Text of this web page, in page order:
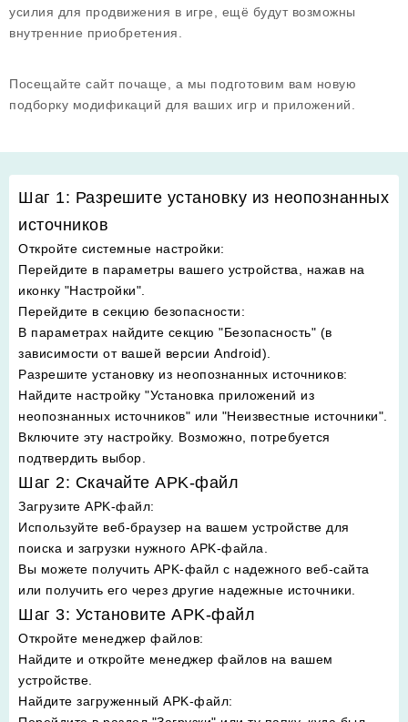
усилия для продвижения в игре, ещё будут возможны
внутренние приобретения.
Посещайте сайт почаще, а мы подготовим вам новую
подборку модификаций для ваших игр и приложений.
Шаг 1: Разрешите установку из неопознанных
источников
Откройте системные настройки:
Перейдите в параметры вашего устройства, нажав на
иконку "Настройки".
Перейдите в секцию безопасности:
В параметрах найдите секцию "Безопасность" (в
зависимости от вашей версии Android).
Разрешите установку из неопознанных источников:
Найдите настройку "Установка приложений из
неопознанных источников" или "Неизвестные источники".
Включите эту настройку. Возможно, потребуется
подтвердить выбор.
Шаг 2: Скачайте APK-файл
Загрузите APK-файл:
Используйте веб-браузер на вашем устройстве для
поиска и загрузки нужного APK-файла.
Вы можете получить APK-файл с надежного веб-сайта
или получить его через другие надежные источники.
Шаг 3: Установите APK-файл
Откройте менеджер файлов:
Найдите и откройте менеджер файлов на вашем
устройстве.
Найдите загруженный APK-файл: